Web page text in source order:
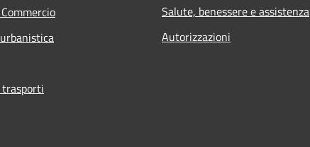
Salute, benessere e assistenza
Autorizzazioni